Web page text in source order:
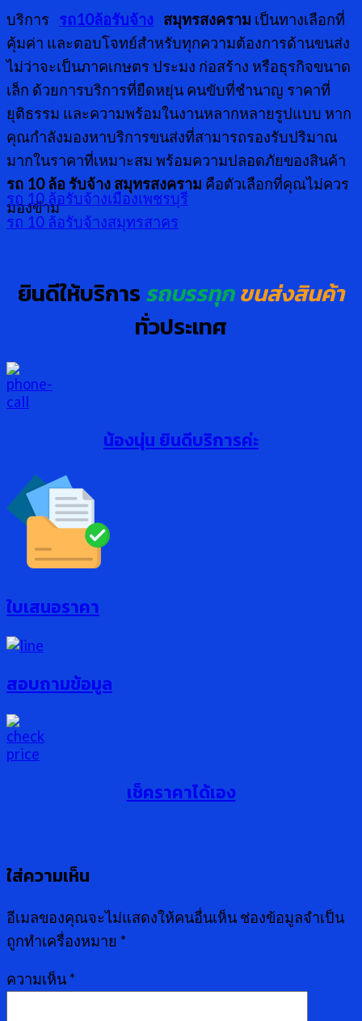
บริการ รถ10ล้อรับจ้าง สมุทรสงคราม เป็นทางเลือกที่
คุ้มค่า และตอบโจทย์สำหรับทุกความต้องการด้านขนส่ง
ไม่ว่าจะเป็นภาคเกษตร ประมง ก่อสร้าง หรือธุรกิจขนาด
เล็ก ด้วยการบริการที่ยืดหยุ่น คนขับที่ชำนาญ ราคาที่
ยุติธรรม และความพร้อมในงานหลากหลายรูปแบบ หาก
คุณกำลังมองหาบริการขนส่งที่สามารถรองรับปริมาณ
มากในราคาที่เหมาะสม พร้อมความปลอดภัยของสินค้า
รถ 10 ล้อ รับจ้าง สมุทรสงคราม คือตัวเลือกที่คุณไม่ควร
มองข้าม
รถ 10 ล้อรับจ้างเมืองเพชรบุรี
รถ 10 ล้อรับจ้างสมุทรสาคร
ยินดีให้บริการรถบรรทุกขนส่งสินค้า
ทั่วประเทศ
น้องนุ่น ยินดีบริการค่ะ
ใบเสนอราคา
สอบถามข้อมูล
เช็คราคาได้เอง
ใส่ความเห็น
อีเมลของคุณจะไม่แสดงให้คนอื่นเห็น ช่องข้อมูลจำเป็น
ถูกทำเครื่องหมาย *
ความเห็น *